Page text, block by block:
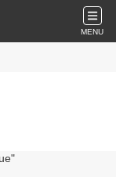
MENU